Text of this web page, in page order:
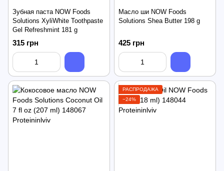
Зубная паста NOW Foods
Solutions XyliWhite Toothpaste
Gel Refreshmint 181 g
315 грн
Масло ши NOW Foods
Solutions Shea Butter 198 g
425 грн
РАСПРОДАЖА
−24%